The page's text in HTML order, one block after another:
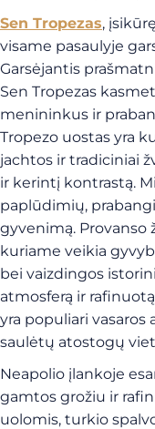
Sen Tropezas,
visame pasaulyje
Garsėjantis
Sen Tropezas
menininkus ir
Tropezo uostas yra
jachtos ir tradiciniai
ir kerintį kontrastą.
paplūdimių,
gyvenimą. Provanso
kuriame veikia
bei vaizdingos
atmosferą ir
yra populiari
saulėtų atostogų
Neapolio įlankoje
gamtos grožiu ir
uolomis, turkio